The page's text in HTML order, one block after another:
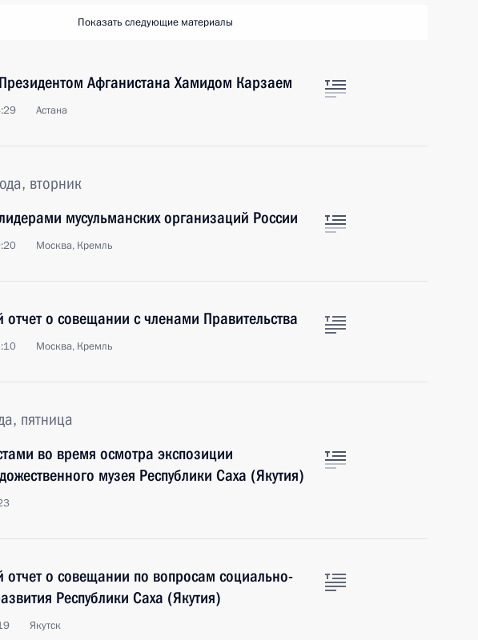
Показать следующие материалы
Афганистана Хамидом Карзаем
Астана
вторник
мусульманских организаций России
Москва, Кремль
отчет о совещании с членами Правительства
Москва, Кремль
пятница
во время осмотра экспозиции
музея Республики Саха (Якутия)
отчет о совещании по вопросам социально-
Республики Саха (Якутия)
Якутск